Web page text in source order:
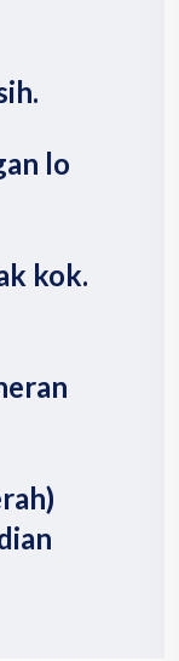
lo
kok.